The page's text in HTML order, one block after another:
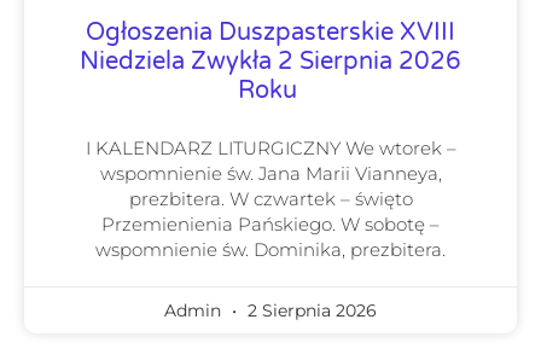
Ogłoszenia Duszpasterskie XVIII
Niedziela Zwykła 2 Sierpnia 2026
Roku
I KALENDARZ LITURGICZNY We wtorek –
wspomnienie św. Jana Marii Vianneya,
prezbitera. W czwartek – święto
Przemienienia Pańskiego. W sobotę –
wspomnienie św. Dominika, prezbitera.
Admin 2 Sierpnia 2026